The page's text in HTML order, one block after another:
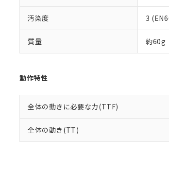
汚染度 3
質量 約60g
動作特性
全体の動きに必要な力(TTF)
全体の動き(TT)